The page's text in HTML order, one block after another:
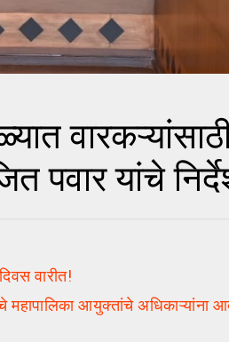
पवार यांचे
वारीत!
आयुक्तांचे अधिकाऱ्यांना